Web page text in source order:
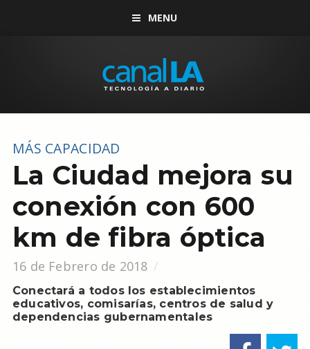
MENU
MÁS CAPACIDAD
La Ciudad mejora su
conexión con 600
km de fibra óptica
16 de Febrero de 2018
Conectará a todos los establecimientos
educativos, comisarías, centros de salud y
dependencias gubernamentales